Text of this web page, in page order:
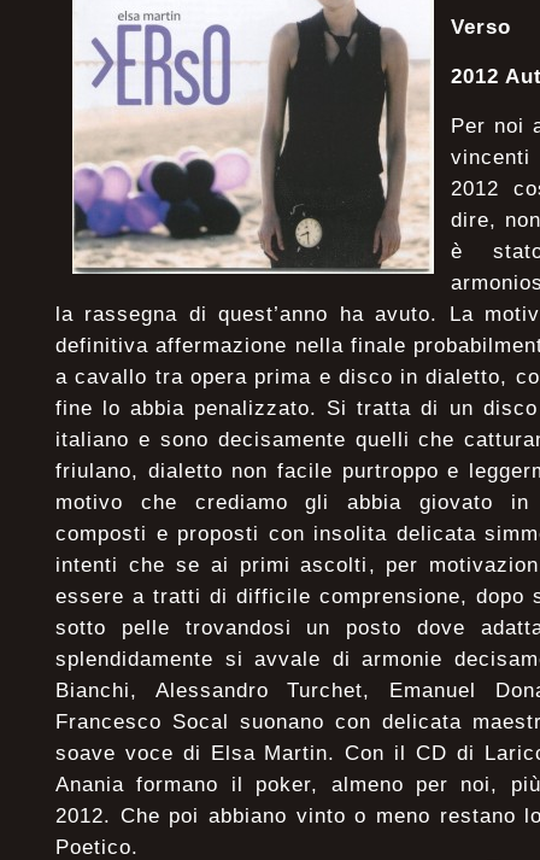
Verso
2012
Per noi
vincenti
2012
dire,
è
la rassegna di quest’anno ha avuto. La
definitiva affermazione nella finale
a cavallo tra opera prima e disco in dialetto,
fine lo abbia penalizzato. Si tratta di un
italiano e sono decisamente quelli che
friulano, dialetto non facile purtroppo e
motivo che crediamo gli abbia giovato in
composti e proposti con insolita delicata
intenti che se ai primi ascolti, per
essere a tratti di difficile comprensione, dopo
sotto pelle trovandosi un posto dove
splendidamente si avvale di armonie
Bianchi, Alessandro Turchet, Emanuel
Francesco Socal suonano con delicata
soave voce di Elsa Martin. Con il CD di
Anania formano il poker, almeno per noi,
2012. Che poi abbiano vinto o meno restano
Poetico.